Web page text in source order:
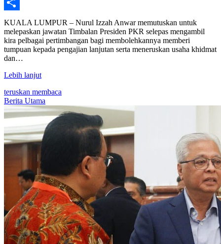
WhatsApp
Share
KUALA LUMPUR – Nurul Izzah Anwar memutuskan untuk
melepaskan jawatan Timbalan Presiden PKR selepas mengambil
kira pelbagai pertimbangan bagi membolehkannya memberi
tumpuan kepada pengajian lanjutan serta meneruskan usaha khidmat
dan…
Lebih lanjut
teruskan membaca
Berita Utama